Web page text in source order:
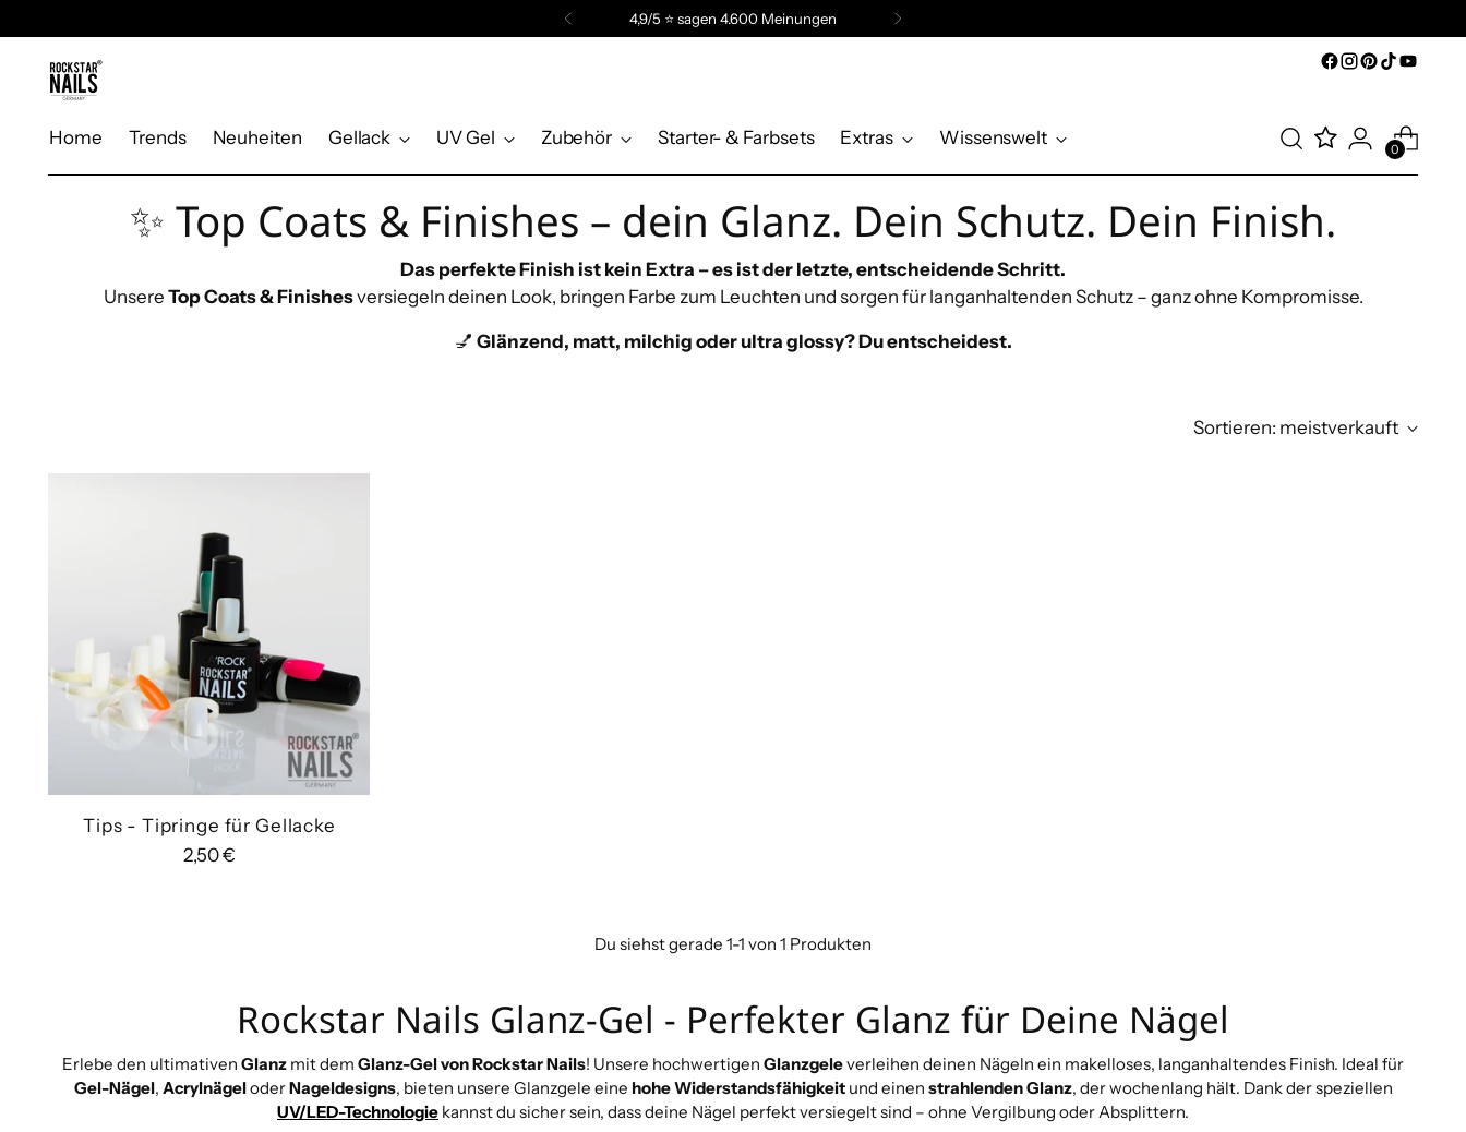
4,9/5 ⭐️ sagen 4.600 Meinungen
Home Trends Neuheiten Gellack UV Gel Zubehör Starter- & Farbsets Extras Wissenswelt
0
✨ Top Coats & Finishes – dein Glanz. Dein Schutz. Dein Finish.
Das perfekte Finish ist kein Extra – es ist der letzte, entscheidende Schritt.
Unsere Top Coats & Finishesversiegeln deinen Look, bringen Farbe zum Leuchten und sorgen für langanhaltenden Schutz – ganz ohne Kompromisse.
💅 Glänzend, matt, milchig oder ultra glossy? Du entscheidest.
Sortieren: meistverkauft
Tips - Tipringe für Gellacke
2,50 €
Du siehst gerade 1-1 von 1 Produkten
Rockstar Nails Glanz-Gel - Perfekter Glanz für Deine Nägel
Erlebe den ultimativen Glanz mit dem Glanz-Gel von Rockstar Nails! Unsere hochwertigen Glanzgeleverleihen deinen Nägeln ein makelloses, langanhaltendes Finish. Ideal für
Gel-Nägel, AcrylnägeloderNageldesigns, bieten unsere Glanzgele eine hohe Widerstandsfähigkeitund einen strahlenden Glanz, der wochenlang hält. Dank der speziellen
UV/LED-Technologie kannst du sicher sein, dass deine Nägel perfekt versiegelt sind – ohne Vergilbung oder Absplittern.